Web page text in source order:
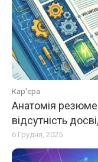
Кар'єра
Анатомія резюме
відсутність
6 Грудня, 2025